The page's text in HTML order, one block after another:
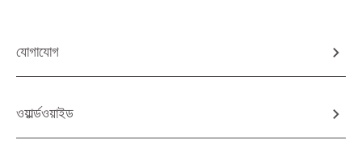
যোগাযোগ
ওয়ার্ল্ডওয়াইড